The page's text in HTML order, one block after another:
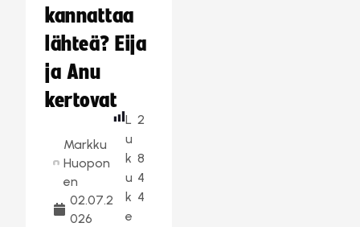
kannattaa
lähteä? Eija
ja Anu
kertovat
Markku
Huopon
en
02.07.2
026
L
u
k
u
k
e
2
8
4
4